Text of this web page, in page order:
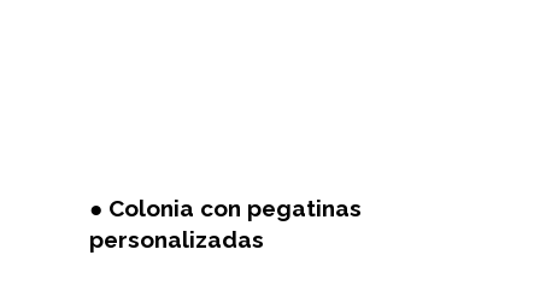
● Colonia con pegatinas
personalizadas